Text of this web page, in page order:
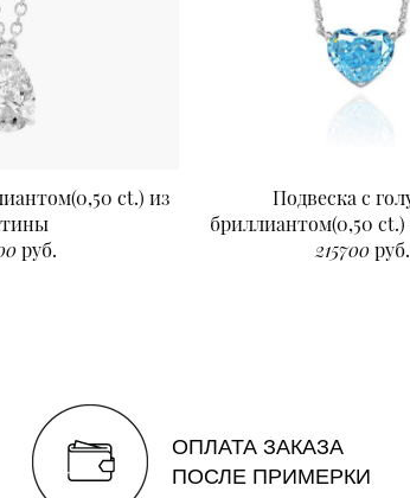
ct.) из
руб.
Подвеска с
бриллиантом(0,50
215700руб.
ОПЛАТА ЗАКАЗА
ПОСЛЕ ПРИМЕРКИ